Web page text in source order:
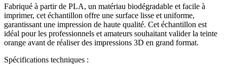
Fabriqué à partir de PLA, un matériau biodégradable et facile à
imprimer, cet échantillon offre une surface lisse et uniforme,
garantissant une impression de haute qualité. Cet échantillon est
idéal pour les professionnels et amateurs souhaitant valider la teinte
orange avant de réaliser des impressions 3D en grand format.
Spécifications techniques :